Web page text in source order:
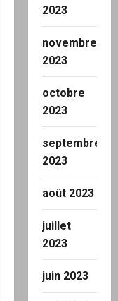
2023
novembre
2023
octobre
2023
septembre
2023
août 2023
juillet
2023
juin 2023